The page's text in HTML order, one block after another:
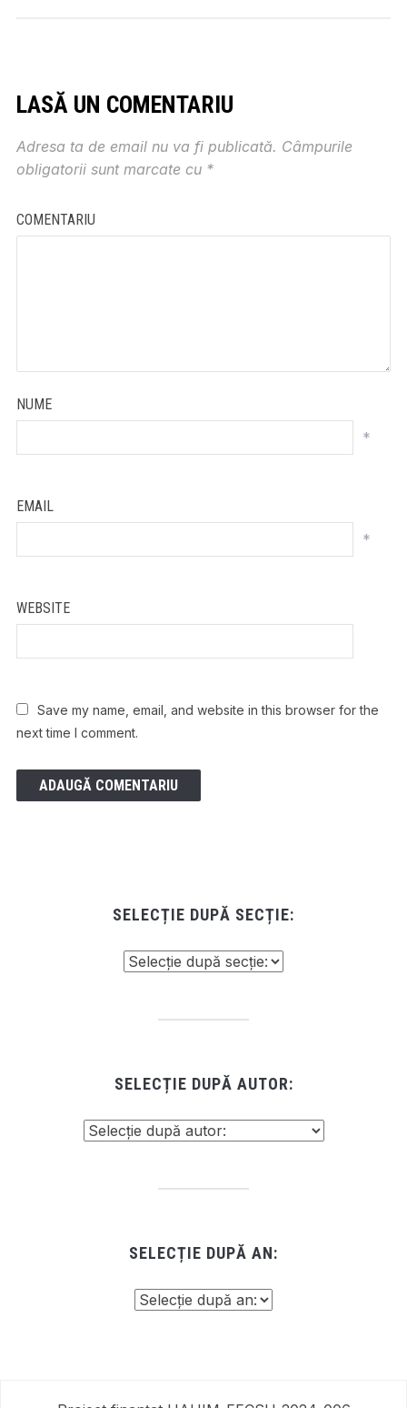
LASĂ UN COMENTARIU
Adresa ta de email nu va fi publicată. Câmpurile
obligatorii sunt marcate cu *
COMENTARIU
NUME
*
EMAIL
*
WEBSITE
Save my name, email, and website in this browser for the
next time I comment.
SELECȚIE DUPĂ SECȚIE:
SELECȚIE DUPĂ AUTOR:
SELECȚIE DUPĂ AN: